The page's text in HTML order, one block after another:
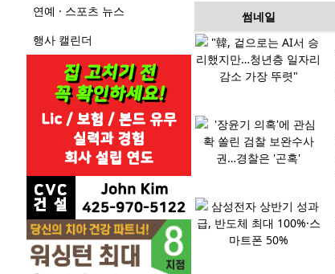
연예 · 스포츠 뉴스
행사 캘린더
썸네일